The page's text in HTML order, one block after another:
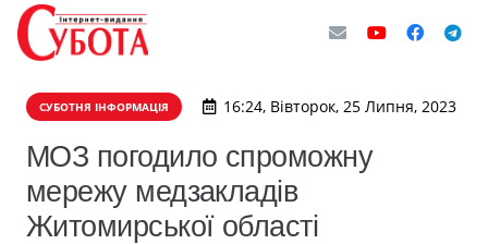
СУБОТНЯ ІНФОРМАЦІЯ 16:24, Вівторок, 25 Липня, 2023
МОЗ погодило спроможну
мережу медзакладів
Житомирської області